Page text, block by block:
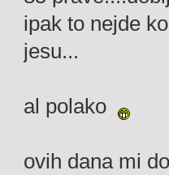
ipak to nejde
jesu...
al polako
ovih dana mi